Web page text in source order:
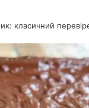
класичний